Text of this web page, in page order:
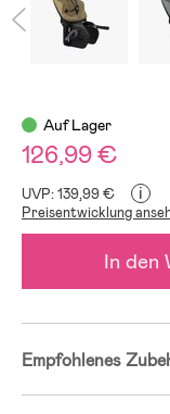
Auf Lager
126,99 €
UVP: 139,99 € i
Preisentwicklung
In den
Empfohlenes